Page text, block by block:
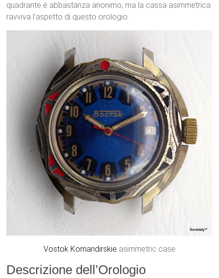
quadrante è abbastanza anonimo, ma la cassa asimmetrica
ravviva l’aspetto di questo orologio.
Vostok Komandirskie asimmetric case
Descrizione dell’Orologio